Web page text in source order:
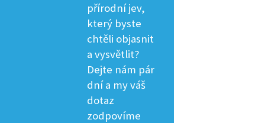
přírodní jev,
který byste
chtěli objasnit
a vysvětlit?
Dejte nám pár
dní a my váš
dotaz
zodpovíme